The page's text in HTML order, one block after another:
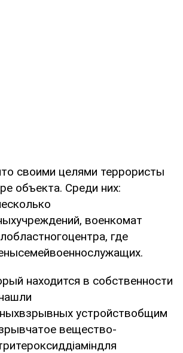
своими целями террористы
объекта. Среди них:
военкомат
где
находится в собственности
устройствобщим
вещество-